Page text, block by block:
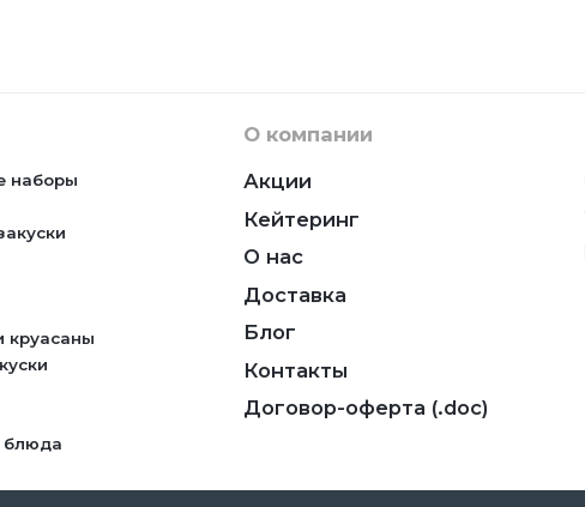
наборы
круасаны
блюда
О компании
Акции
Кейтеринг
О нас
Доставка
Блог
Контакты
Договор-оферта (.doc)